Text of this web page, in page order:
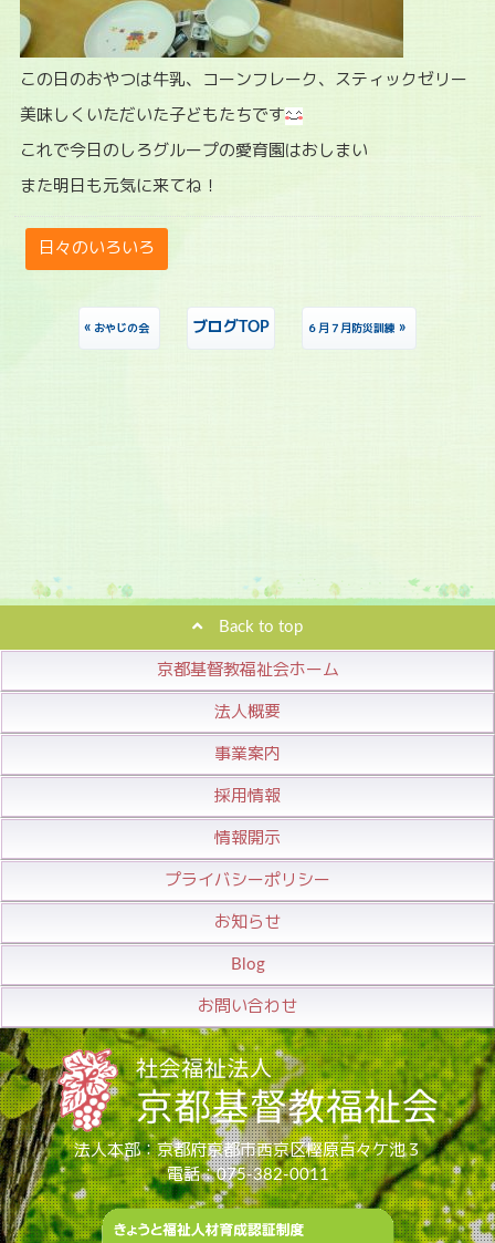
この日のおやつは牛乳、コーンフレーク、スティックゼリー
美味しくいただいた子どもたちです
これで今日のしろグループの愛育園はおしまい
また明日も元気に来てね！
日々のいろいろ
« おやじの会 ブログTOP ６月７月防災訓練 »
Back to top
京都基督教福祉会ホーム
法人概要
事業案内
採用情報
情報開示
プライバシーポリシー
お知らせ
Blog
お問い合わせ
法人本部：京都府京都市西京区樫原百々ケ池３
電話：075-382-0011